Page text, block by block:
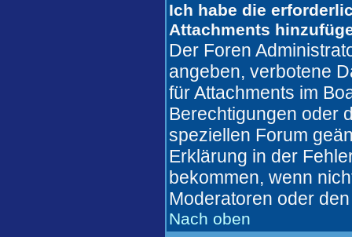
Ich habe die
Attachments
Der Foren
angeben, verbotene
für Attachments im
Berechtigungen oder
speziellen Forum
Erklärung in der
bekommen, wenn
Moderatoren oder
Nach oben